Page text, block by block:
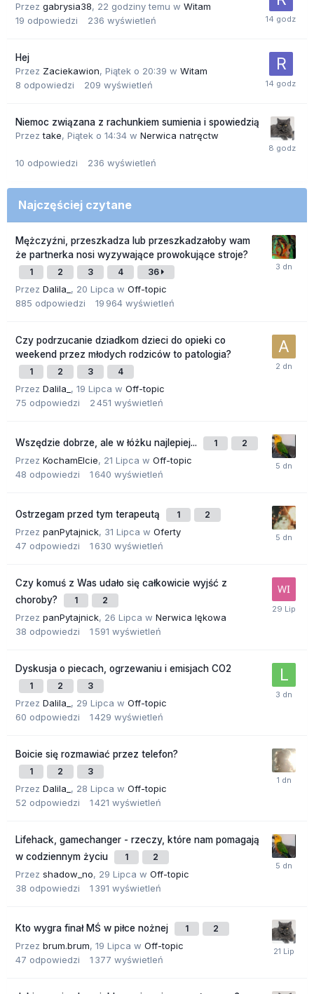
Przez gabrysia38, 22 godziny temu w Witam
19 odpowiedzi 236 wyświetleń
Hej
Przez Zaciekawion, Piątek o 20:39 w Witam
8 odpowiedzi 209 wyświetleń
Niemoc związana z rachunkiem sumienia i spowiedzią
Przeztake, Piątek o 14:34 w Nerwica natręctw
10 odpowiedzi 236 wyświetleń
Najczęściej czytane
Mężczyźni, przeszkadza lub przeszkadzałoby wam
że partnerka nosi wyzywające prowokujące stroje?
1 2 3 4 36
Przez Dalila_ , 20 Lipca w Off-topic
885 odpowiedzi 19 964 wyświetleń
Czy podrzucanie dziadkom dzieci do opieki co
weekend przez młodych rodziców to patologia?
1 2 3 4
Przez Dalila_ , 19 Lipca w Off-topic
75 odpowiedzi 2 451 wyświetleń
Wszędzie dobrze, ale w łóżku najlepiej... 1 2
Przez KochamElcie, 21 Lipca w Off-topic
48 odpowiedzi 1 640 wyświetleń
Ostrzegam przed tym terapeutą 1 2
Przez panPytajnick, 31 Lipca w Oferty
47 odpowiedzi 1 630 wyświetleń
Czy komuś z Was udało się całkowicie wyjść z
choroby?
1 2
Przez panPytajnick, 26 Lipca w Nerwica lękowa
38 odpowiedzi 1 591 wyświetleń
Dyskusja o piecach, ogrzewaniu i emisjach CO2
1 2 3
Przez Dalila_ , 29 Lipca w Off-topic
60 odpowiedzi 1 429 wyświetleń
Boicie się rozmawiać przez telefon?
1 2 3
Przez Dalila_ , 28 Lipca w Off-topic
52 odpowiedzi 1 421 wyświetleń
Lifehack, gamechanger - rzeczy, które nam pomagają
w codziennym życiu
1 2
Przez shadow_no, 29 Lipca w Off-topic
38 odpowiedzi 1 391 wyświetleń
Kto wygra finał MŚ w piłce nożnej 1 2
Przez brum.brum, 19 Lipca w Off-topic
47 odpowiedzi 1 377 wyświetleń